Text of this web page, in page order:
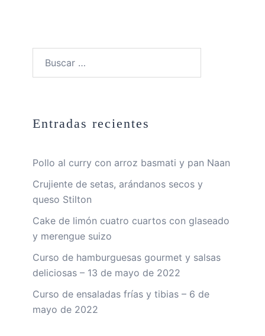
Entradas recientes
Pollo al curry con arroz basmati y pan Naan
Crujiente de setas, arándanos secos y
queso Stilton
Cake de limón cuatro cuartos con glaseado
y merengue suizo
Curso de hamburguesas gourmet y salsas
deliciosas – 13 de mayo de 2022
Curso de ensaladas frías y tibias – 6 de
mayo de 2022